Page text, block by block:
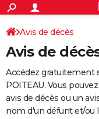
ACTUALITÉS
Politique
Société
Faits Divers
Education
Monde
Villes
+
SPORT
Coupe du monde 2026
Football
Tennis
Cyclisme
Rugby
Forum
Programme TV
TNT
Streaming
Cinéma
Sorties cinéma
Musique
+
FINANCE
Retraite
Epargne
Immobilier
Risques naturels par ville
Banque
Assurance
AUTO
Avis de décès
Avis de
Accédez gratuitement
POITEAU. Vous
avis de décès ou un
nom d'un défunt et/ou